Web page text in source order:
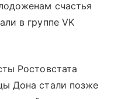
счастья
в группе VK
Ростовстата
Дона стали позже